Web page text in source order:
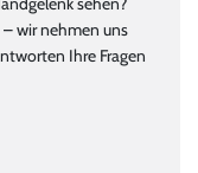
wir nehmen uns
Ihre Fragen